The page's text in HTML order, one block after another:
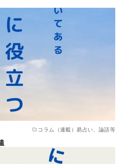
コラム（連載）易占い、論語等